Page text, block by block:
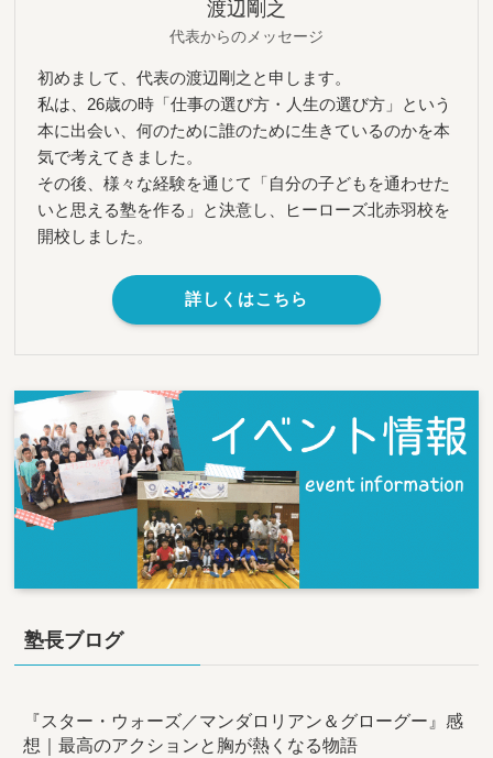
渡辺剛之
代表からのメッセージ
初めまして、代表の渡辺剛之と申します。
私は、26歳の時「仕事の選び方・人生の選び方」という
本に出会い、何のために誰のために生きているのかを本
気で考えてきました。
その後、様々な経験を通じて「自分の子どもを通わせた
いと思える塾を作る」と決意し、ヒーローズ北赤羽校を
開校しました。
詳しくはこちら
塾長ブログ
『スター・ウォーズ／マンダロリアン＆グローグー』感
想｜最高のアクションと胸が熱くなる物語